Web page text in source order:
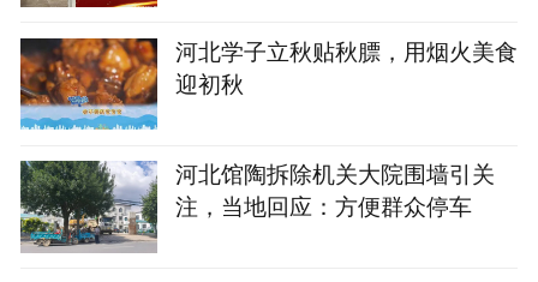
河北学子立秋贴秋膘，用烟火美食
迎初秋
河北馆陶拆除机关大院围墙引关
注，当地回应：方便群众停车